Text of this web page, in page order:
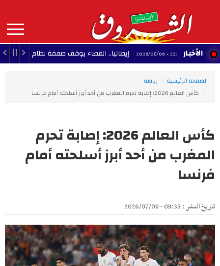
contenu
principal
MAIN
NAVIGATION الأخبار
22:06 - 2026/08/06 إيطاليا.. القضاء يوقف صفقة نظام رادار إسرائيلي
الصفحة الرئيسية
رياضة
كأس العالم 2026: إصابة تحرم المغرب من أحد أبرز أسلحته أمام فرنسا
كأس العالم 2026: إصابة تحرم
المغرب من أحد أبرز أسلحته أمام
فرنسا
تاريخ النشر : 09:35 - 2026/07/09